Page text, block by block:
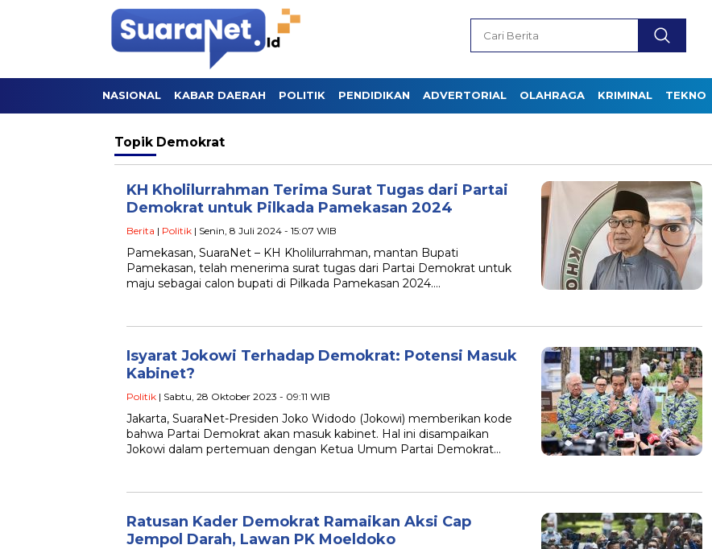
NASIONAL KABAR DAERAH POLITIK PENDIDIKAN ADVERTORIAL OLAHRAGA KRIMINAL TEKNO
Topik Demokrat
KH Kholilurrahman Terima Surat Tugas dari Partai
Demokrat untuk Pilkada Pamekasan 2024
Berita | Politik | Senin, 8 Juli 2024 - 15:07 WIB
Pamekasan, SuaraNet – KH Kholilurrahman, mantan Bupati
Pamekasan, telah menerima surat tugas dari Partai Demokrat untuk
maju sebagai calon bupati di Pilkada Pamekasan 2024….
Isyarat Jokowi Terhadap Demokrat: Potensi Masuk
Kabinet?
Politik | Sabtu, 28 Oktober 2023 - 09:11 WIB
Jakarta, SuaraNet-Presiden Joko Widodo (Jokowi) memberikan kode
bahwa Partai Demokrat akan masuk kabinet. Hal ini disampaikan
Jokowi dalam pertemuan dengan Ketua Umum Partai Demokrat…
Ratusan Kader Demokrat Ramaikan Aksi Cap
Jempol Darah, Lawan PK Moeldoko